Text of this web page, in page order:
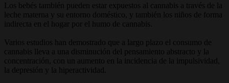
Los bebés también pueden estar expuestos al cannabis a través de la
leche materna y su entorno doméstico, y también los niños de forma
indirecta en el hogar por el humo de cannabis.
Varios estudios han demostrado que a largo plazo el consumo de
cannabis lleva a una disminución del pensamiento abstracto y la
concentración, con un aumento en la incidencia de la impulsividad,
la depresión y la hiperactividad.